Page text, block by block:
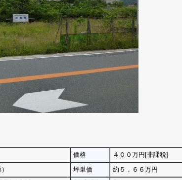
価格
４００万円[非課税]
坪単価
約５．６６万円